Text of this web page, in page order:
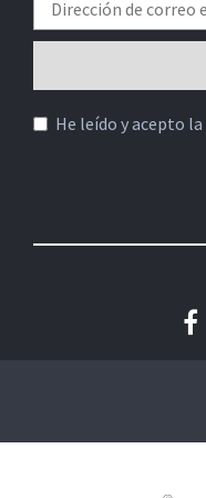
He leído y acepto la